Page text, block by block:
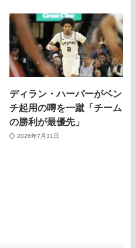
ディラン・ハーパーがベン
チ起用の噂を一蹴「チーム
の勝利が最優先」
2026年7月31日